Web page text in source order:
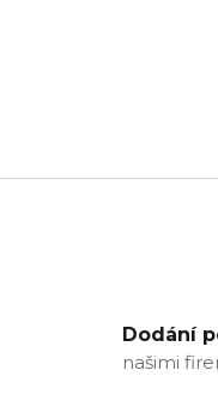
Dodání
našimi